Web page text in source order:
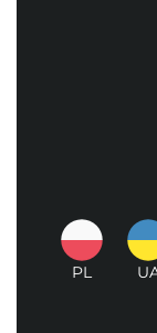
PL